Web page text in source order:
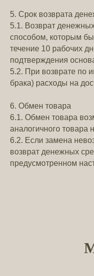
5. Срок возврата
5.1. Возврат
способом, которым
течение 10 рабочих
подтверждения
5.2. При возврате по
брака) расходы на
6. Обмен товара
6.1. Обмен товара
аналогичного товара
6.2. Если замена
возврат денежных
предусмотренном